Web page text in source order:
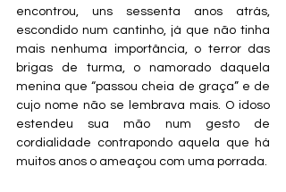
encontrou, uns sessenta anos atrás,
escondido num cantinho, já que não tinha
mais nenhuma importância, o terror das
brigas de turma, o namorado daquela
menina que “passou cheia de graça” e de
cujo nome não se lembrava mais. O idoso
estendeu sua mão num gesto de
cordialidade contrapondo aquela que há
muitos anos o ameaçou com uma porrada.